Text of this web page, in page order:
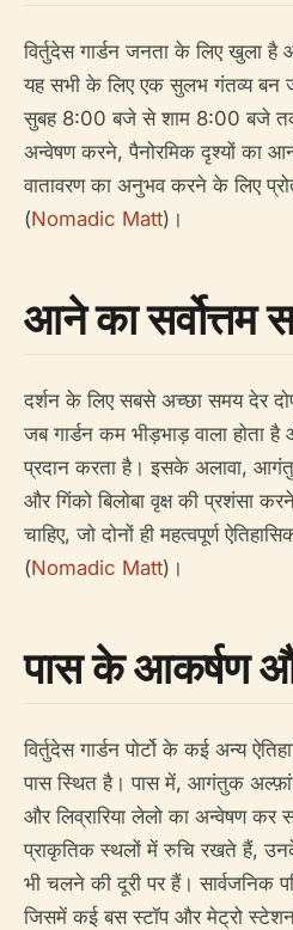
विर्तुदेस गार्डन जनता के लिए खुला
यह सभी के लिए एक सुलभ गंतव्य
सुबह 8:00 बजे से शाम 8:00 बजे
अन्वेषण करने, पैनोरमिक दृश्यों का
वातावरण का अनुभव करने के लिए
(Nomadic Matt)।
आने का सर्वोत्तम
दर्शन के लिए सबसे अच्छा समय देर
जब गार्डन कम भीड़भाड़ वाला होता
प्रदान करता है। इसके अलावा,
और गिंको बिलोबा वृक्ष की प्रशंसा
चाहिए, जो दोनों ही महत्वपूर्ण
(Nomadic Matt)।
पास के आकर्षण
विर्तुदेस गार्डन पोर्टो के कई अन्य
पास स्थित है। पास में, आगंतुक
और लिव्रारिया लेलो का अन्वेषण
प्राकृतिक स्थलों में रुचि रखते हैं,
भी चलने की दूरी पर हैं। सार्वजनिक
जिसमें कई बस स्टॉप और मेट्रो